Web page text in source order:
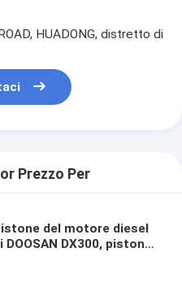
HUADONG, distretto di
Prezzo Per
del motore diesel
DOOSAN DX300, pistone